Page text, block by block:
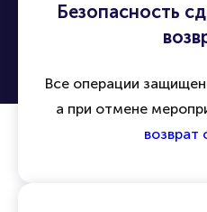
Безопасность
Все операции
а при отмене
возврат